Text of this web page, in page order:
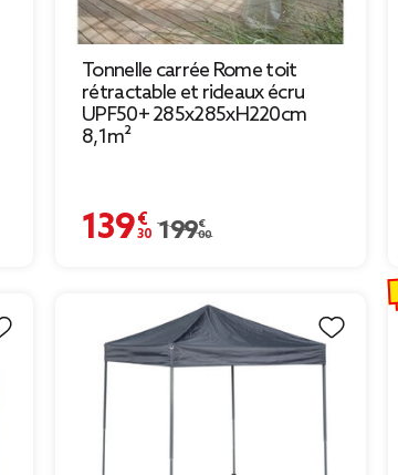
Tonnelle carrée Rome toit
rétractable et rideaux écru
UPF50+ 285x285xH220cm
8,1m²
139,30 €
Prix remisé de 199,00 € à 139,30 €
199,00 €